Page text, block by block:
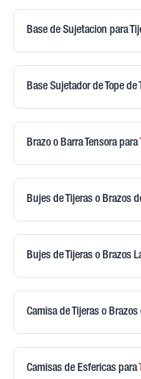
Base de Sujetacion para
Base Sujetador de Tope de
Brazo o Barra Tensorapara
Bujes de Tijeras o Brazos
Bujes de Tijeras o Brazos
Camisa de Tijeras o Brazos
Camisas de Esfericas para